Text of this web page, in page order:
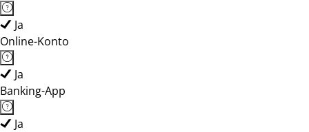
Ja
Online-Konto
Ja
Banking-App
Ja